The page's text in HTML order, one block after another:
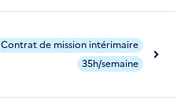
Contrat de mission intérimaire
35h/semaine